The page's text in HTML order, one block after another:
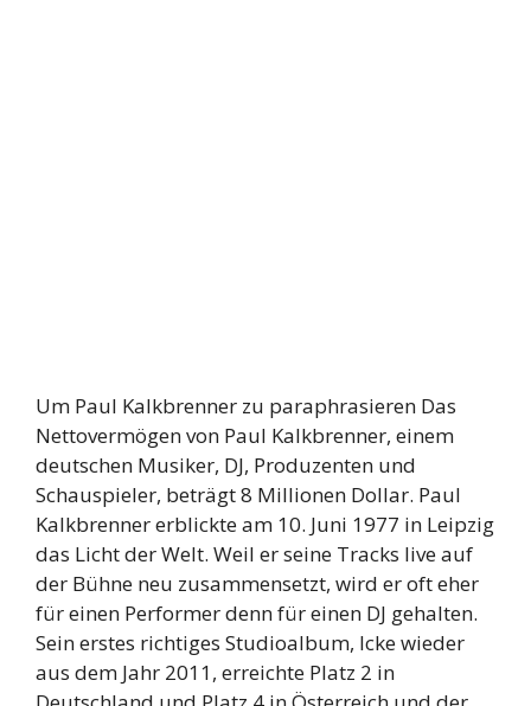
Um Paul Kalkbrenner zu paraphrasieren Das
Nettovermögen von Paul Kalkbrenner, einem
deutschen Musiker, DJ, Produzenten und
Schauspieler, beträgt 8 Millionen Dollar. Paul
Kalkbrenner erblickte am 10. Juni 1977 in Leipzig
das Licht der Welt. Weil er seine Tracks live auf
der Bühne neu zusammensetzt, wird er oft eher
für einen Performer denn für einen DJ gehalten.
Sein erstes richtiges Studioalbum, Icke wieder
aus dem Jahr 2011, erreichte Platz 2 in